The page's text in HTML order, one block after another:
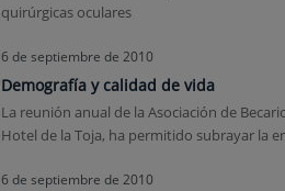
quirúrgicas oculares
6 de septiembre de 2010
Demografía y calidad de vida
La reunión anual de la Asociación de
Hotel de la Toja, ha permitido subrayar la
6 de septiembre de 2010